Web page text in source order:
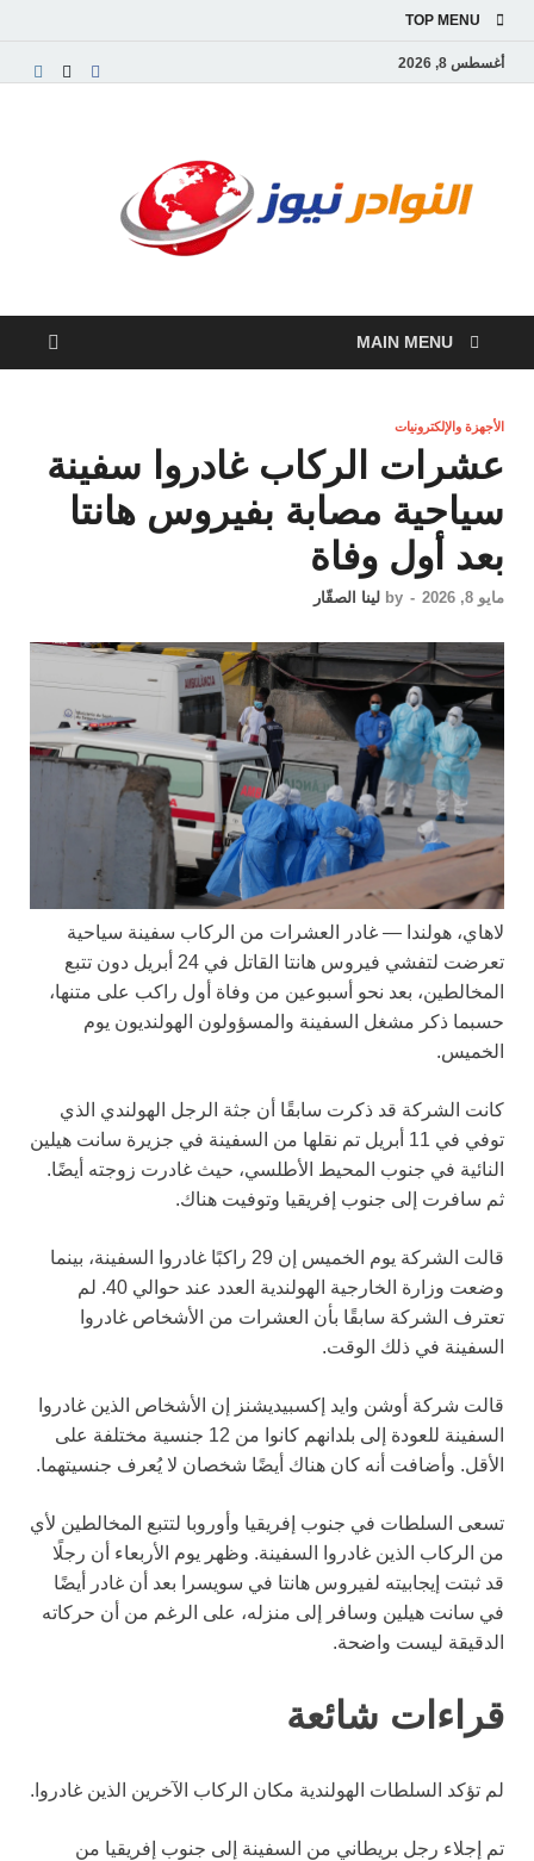
TOP MENU
أغسطس 8, 2026
الأخبار
والتقارير
من
MAIN MENU
الأجهزة والإلكترونيات
عشرات الركاب غادروا سفينة
سياحية مصابة بفيروس هانتا
بعد أول وفاة
مايو 8, 2026 -
by لينا الصقّار
لاهاي، هولندا — غادر العشرات من الركاب سفينة سياحية
تعرضت لتفشي فيروس هانتا القاتل في 24 أبريل دون تتبع
المخالطين، بعد نحو أسبوعين من وفاة أول راكب على متنها،
حسبما ذكر مشغل السفينة والمسؤولون الهولنديون يوم
الخميس.
كانت الشركة قد ذكرت سابقًا أن جثة الرجل الهولندي الذي
توفي في 11 أبريل تم نقلها من السفينة في جزيرة سانت هيلين
النائية في جنوب المحيط الأطلسي، حيث غادرت زوجته أيضًا.
ثم سافرت إلى جنوب إفريقيا وتوفيت هناك.
قالت الشركة يوم الخميس إن 29 راكبًا غادروا السفينة، بينما
وضعت وزارة الخارجية الهولندية العدد عند حوالي 40. لم
تعترف الشركة سابقًا بأن العشرات من الأشخاص غادروا
السفينة في ذلك الوقت.
قالت شركة أوشن وايد إكسبيديشنز إن الأشخاص الذين غادروا
السفينة للعودة إلى بلدانهم كانوا من 12 جنسية مختلفة على
الأقل. وأضافت أنه كان هناك أيضًا شخصان لا يُعرف جنسيتهما.
تسعى السلطات في جنوب إفريقيا وأوروبا لتتبع المخالطين لأي
من الركاب الذين غادروا السفينة. وظهر يوم الأربعاء أن رجلًا
قد ثبتت إيجابيته لفيروس هانتا في سويسرا بعد أن غادر أيضًا
في سانت هيلين وسافر إلى منزله، على الرغم من أن حركاته
الدقيقة ليست واضحة.
قراءات شائعة
لم تؤكد السلطات الهولندية مكان الركاب الآخرين الذين غادروا.
تم إجلاء رجل بريطاني من السفينة إلى جنوب إفريقيا من